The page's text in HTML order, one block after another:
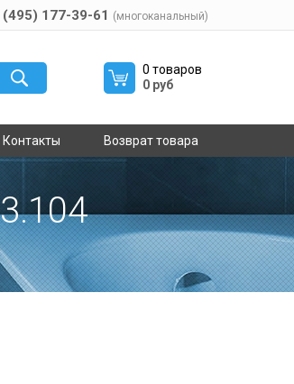
(495) 177-39-61 (многоканальный)
0 товаров
0 руб
Контакты Возврат товара